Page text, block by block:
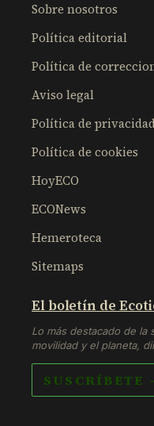
Sobre nosotros
Política editorial
Política de
Aviso legal
Política de
Política de cookies
HoyECO
ECONews
Hemeroteca
Sitemaps
El boletín de
Lo más destacado de la
movilidad y el planeta,
SUSCRÍBETE